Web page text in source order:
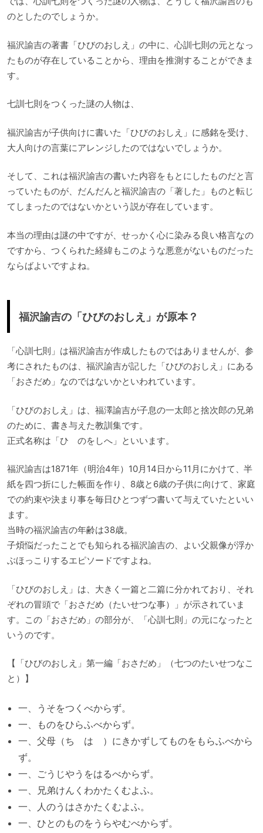
のとしたのでしょうか。
福沢諭吉の著書「ひびのおしえ」の中に、心訓七則の元となっ
たものが存在していることから、理由を推測することができま
す。
七訓七則をつくった謎の人物は、
福沢諭吉が子供向けに書いた「ひびのおしえ」に感銘を受け、
大人向けの言葉にアレンジしたのではないでしょうか。
そして、これは福沢諭吉の書いた内容をもとにしたものだと言
っていたものが、だんだんと福沢諭吉の「著した」ものと転じ
てしまったのではないかという説が存在しています。
本当の理由は謎の中ですが、せっかく心に染みる良い格言なの
ですから、つくられた経緯もこのような悪意がないものだった
ならばよいですよね。
福沢諭吉の「ひびのおしえ」が原本？
「心訓七則」は福沢諭吉が作成したものではありませんが、参
考にされたものは、福沢諭吉が記した「ひびのおしえ」にある
「おさだめ」なのではないかといわれています。
「ひびのおしえ」は、福澤諭吉が子息の一太郎と捨次郎の兄弟
のために、書き与えた教訓集です。
正式名称は「ひゞのをしへ」といいます。
福沢諭吉は1871年（明治4年）10月14日から11月にかけて、半
紙を四つ折にした帳面を作り、8歳と6歳の子供に向けて、家庭
での約束や決まり事を毎日ひとつずつ書いて与えていたといい
ます。
当時の福沢諭吉の年齢は38歳。
子煩悩だったことでも知られる福沢諭吉の、よい父親像が浮か
ぶほっこりするエピソードですよね。
「ひびのおしえ」は、大きく一篇と二篇に分かれており、それ
ぞれの冒頭で「おさだめ（たいせつな事）」が示されていま
す。この「おさだめ」の部分が、「心訓七則」の元になったと
いうのです。
【「ひびのおしえ」第一編「おさだめ」（七つのたいせつなこ
と）】
一、うそをつくべからず。
一、ものをひらふべからず。
一、父母（ちゝはゝ）にきかずしてものをもらふべから
ず。
一、ごうじやうをはるべからず。
一、兄弟けんくわかたくむよふ。
一、人のうはさかたくむよふ。
一、ひとのものをうらやむべからず。